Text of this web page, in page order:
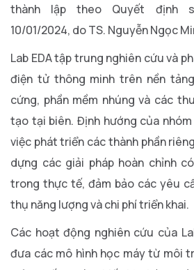
thành lập theo Quyết định
10/01/2024, do TS. Nguyễn Ngọc
Lab EDA tập trung nghiên cứu và
điện tử thông minh trên nền
cứng, phần mềm nhúng và các
tạo tại biên. Định hướng của
việc phát triển các thành phần
dựng các giải pháp hoàn chỉnh
trong thực tế, đảm bảo các yêu
thụ năng lượng và chi phí triển khai.
Các hoạt động nghiên cứu của
đưa các mô hình học máy từ môi